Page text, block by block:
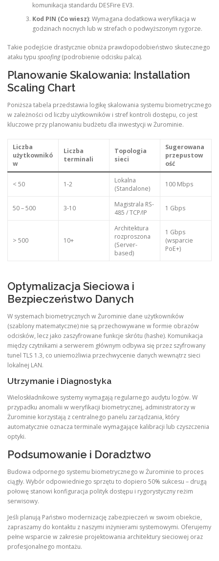
komunikacja standardu DESFire EV3.
Kod PIN (Co wiesz): Wymagana dodatkowa weryfikacja w
godzinach nocnych lub w strefach o podwyższonym rygorze.
Takie podejście drastycznie obniża prawdopodobieństwo skutecznego
ataku typu spoofing(podrobienie odcisku palca).
Planowanie Skalowania: Installation
Scaling Chart
Poniższa tabela przedstawia logikę skalowania systemu biometrycznego
w zależności od liczby użytkowników i stref kontroli dostępu, co jest
kluczowe przy planowaniu budżetu dla inwestycji w Żurominie.
Liczba
użytkownikó
w
Liczba
terminali
Topologia
sieci
Sugerowana
przepustow
ość
< 50 1-2
Lokalna
(Standalone)
100 Mbps
50 – 500 3-10
Magistrala RS-
485 / TCP/IP
1 Gbps
> 500 10+
Architektura
rozproszona
(Server-
based)
1 Gbps
(wsparcie
PoE+)
Optymalizacja Sieciowa i
Bezpieczeństwo Danych
W systemach biometrycznych w Żurominie dane użytkowników
(szablony matematyczne) nie są przechowywane w formie obrazów
odcisków, lecz jako zaszyfrowane funkcje skrótu (hashe). Komunikacja
między czytnikami a serwerem głównym odbywa się przez szyfrowany
tunel TLS 1.3, co uniemożliwia przechwycenie danych wewnątrz sieci
lokalnej LAN.
Utrzymanie i Diagnostyka
Wieloskładnikowe systemy wymagają regularnego audytu logów. W
przypadku anomalii w weryfikacji biometrycznej, administratorzy w
Żurominie korzystają z centralnego panelu zarządzania, który
automatycznie oznacza terminale wymagające kalibracji lub czyszczenia
optyki.
Podsumowanie i Doradztwo
Budowa odpornego systemu biometrycznego w Żurominie to proces
ciągły. Wybór odpowiedniego sprzętu to dopiero 50% sukcesu – drugą
połowę stanowi konfiguracja polityk dostępu i rygorystyczny reżim
serwisowy.
Jeśli planują Państwo modernizację zabezpieczeń w swoim obiekcie,
zapraszamy do kontaktu z naszymi inżynierami systemowymi. Oferujemy
pełne wsparcie w zakresie projektowania architektury sieciowej oraz
profesjonalnego montażu.